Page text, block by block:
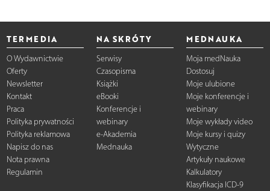
TERMEDIA
O Wydawnictwie
Oferty
Newsletter
Kontakt
Praca
Polityka prywatności
Polityka reklamowa
Napisz do nas
Nota prawna
Regulamin
NA SKRÓTY
Serwisy
Czasopisma
Książki
eBooki
Konferencje i
webinary
e-Akademia
Mednauka
MEDNAUKA
Moja medNauka
Dostosuj
Moje ulubione
Moje konferencje i
webinary
Moje wykłady video
Moje kursy i quizy
Wytyczne
Artykuły naukowe
Kalkulatory
Klasyfikacja ICD-9